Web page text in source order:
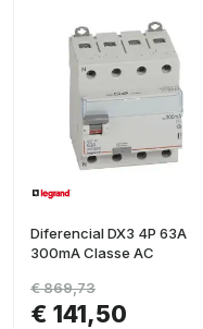
Diferencial DX3 4P 63A
300mA Classe AC
€ 141,50
€ 869,73